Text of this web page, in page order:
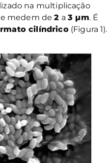
na multiplicação
medem de2 a3 µm. É
cilíndrico(Figura 1).